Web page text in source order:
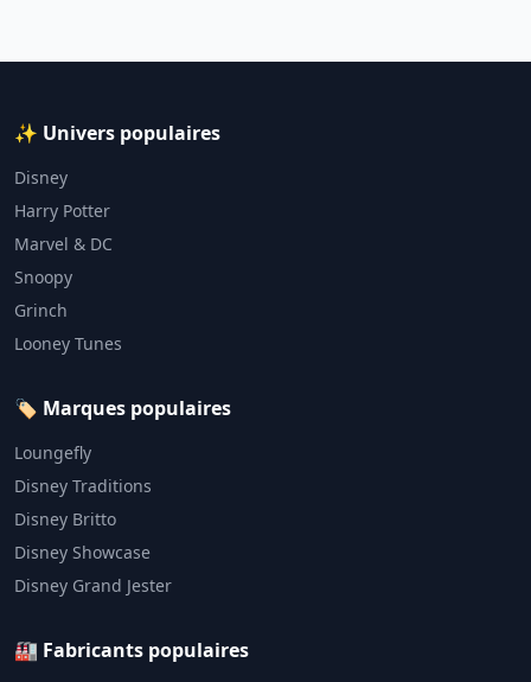
✨ Univers populaires
Disney
Harry Potter
Marvel & DC
Snoopy
Grinch
Looney Tunes
🏷️ Marques populaires
Loungefly
Disney Traditions
Disney Britto
Disney Showcase
Disney Grand Jester
🏭 Fabricants populaires